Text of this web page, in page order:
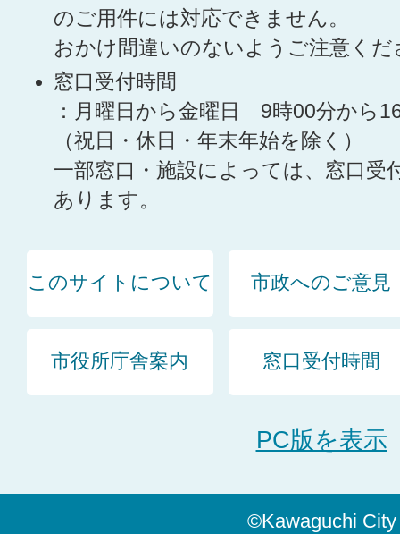
のご用件には対応できません。
おかけ間違いのないようご注意くだ
窓口受付時間
：月曜日から金曜日 9時00分から
（祝日・休日・年末年始を除く）
一部窓口・施設によっては、窓口受
あります。
このサイトについて 市政へのご意見
市役所庁舎案内 窓口受付時間
PC版を表示
©Kawaguchi City